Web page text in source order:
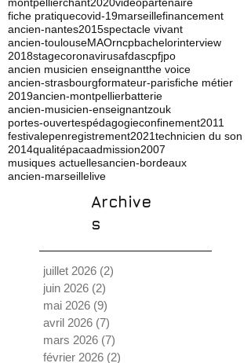
montpellierchant2020videopartenaire
fiche pratiquecovid-19marseillefinancement
ancien-nantes2015spectacle vivant
ancien-toulouseMAOrncpbachelorinterview
2018stagecoronavirusafdascpfjpo
ancien musicien enseignantthe voice
ancien-strasbourgformateur-parisfiche métier
2019ancien-montpellierbatterie
ancien-musicien-enseignantzouk
portes-ouvertespédagogieconfinement2011
festivalepenregistrement2021technicien du son
2014qualitépacaadmission2007
musiques actuellesancien-bordeaux
ancien-marseillelive
Archive
s
juillet 2026 (2)
juin 2026 (2)
mai 2026 (9)
avril 2026 (7)
mars 2026 (7)
février 2026 (2)